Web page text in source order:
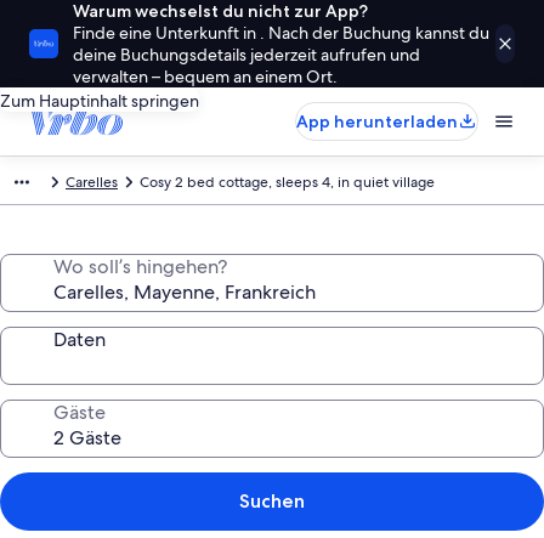
Warum wechselst du nicht zur App?
Finde eine Unterkunft in . Nach der Buchung kannst du
deine Buchungsdetails jederzeit aufrufen und
verwalten – bequem an einem Ort.
Zum Hauptinhalt springen
App herunterladen
Carelles Cosy 2 bed cottage, sleeps 4, in quiet village
Wo soll’s hingehen?
Daten
Gäste
Suchen